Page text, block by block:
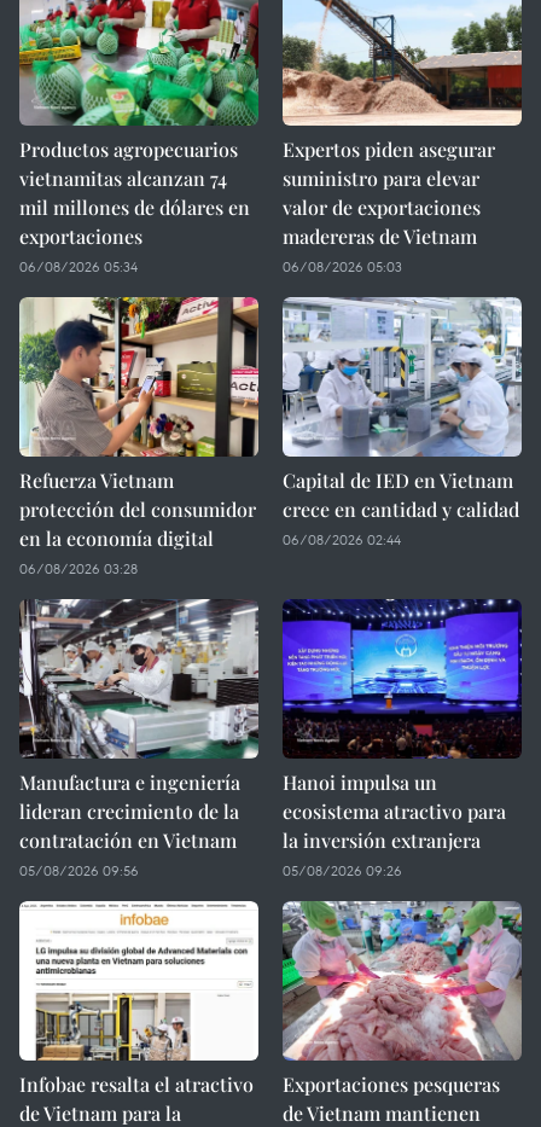
Productos agropecuarios
vietnamitas alcanzan 74
mil millones de dólares en
exportaciones
06/08/2026 05:34
Expertos piden asegurar
suministro para elevar
valor de exportaciones
madereras de Vietnam
06/08/2026 05:03
Refuerza Vietnam
protección del consumidor
en la economía digital
06/08/2026 03:28
Capital de IED en Vietnam
crece en cantidad y calidad
06/08/2026 02:44
Manufactura e ingeniería
lideran crecimiento de la
contratación en Vietnam
05/08/2026 09:56
Hanoi impulsa un
ecosistema atractivo para
la inversión extranjera
05/08/2026 09:26
Infobae resalta el atractivo
de Vietnam para la
Exportaciones pesqueras
de Vietnam mantienen